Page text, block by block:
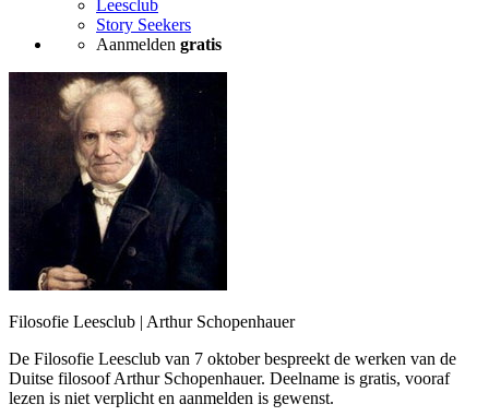
Leesclub
Story Seekers
Aanmelden gratis
Filosofie Leesclub | Arthur Schopenhauer
De Filosofie Leesclub van 7 oktober bespreekt de werken van de
Duitse filosoof Arthur Schopenhauer. Deelname is gratis, vooraf
lezen is niet verplicht en aanmelden is gewenst.